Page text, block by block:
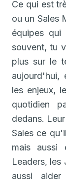
Ce qui est
ou un Sales
équipes
souvent, tu
plus sur le
aujourd'hui,
les enjeux,
quotidien
dedans.
Sales ce
mais aussi
Leaders, les
aussi